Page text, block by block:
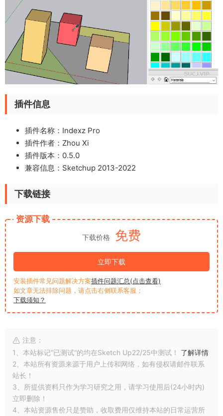
插件信息
插件名称：Indexz Pro
插件作者：Zhou Xi
插件版本：0.5.0
兼容信息：Sketchup 2013-2022
下载链接
资源下载
下载价格 免费
立即下载
安装插件常见问题解决方案插件问题汇总(点击查看)
如文章无法排除问题，请点击右侧联系客服；
下载须知？
注意：
1、本站标记“已测试”的均在Sketch Up22/25中测试！ 了解详情
2、本站所有资源来源于用户上传和网络，如有侵权请邮件联系
站长！
3、所提供资料只作为学习研究之用，请学习使用后(24小时内)
立即删除！
4、本站资源售价只是赞助，收取费用仅维持本站的日常运营所